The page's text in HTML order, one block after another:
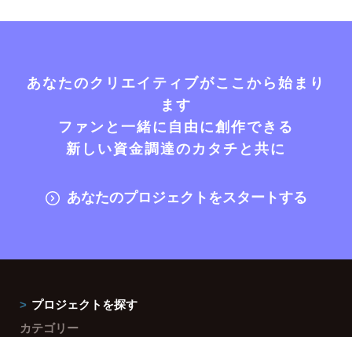
あなたのクリエイティブがここから始まり
ます
ファンと一緒に自由に創作できる
新しい資金調達のカタチと共に
あなたのプロジェクトをスタートする
プロジェクトを探す
カテゴリー